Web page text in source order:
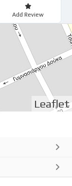
Add Review
Leaflet